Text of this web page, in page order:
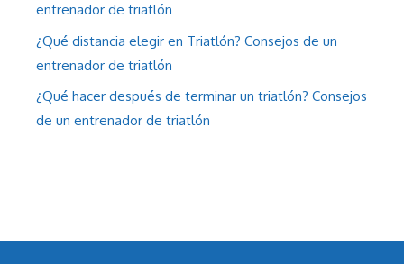
entrenador de triatlón
¿Qué distancia elegir en Triatlón? Consejos de un
entrenador de triatlón
¿Qué hacer después de terminar un triatlón? Consejos
de un entrenador de triatlón